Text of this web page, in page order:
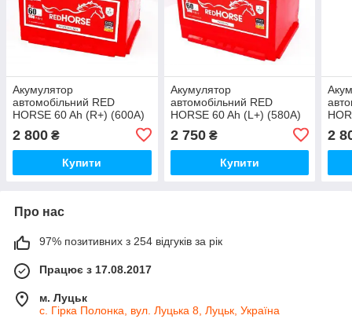
Акумулятор
автомобільний RED
HORSE 60 Ah (R+) (600А)
2 800 ₴
Купити
Акумулятор
автомобільний RED
HORSE 60 Ah (L+) (580А)
2 750₴
Купити
2
Про нас
97% позитивних з 254 відгуків за рік
Працює з 17.08.2017
м. Луцьк
с. Гірка Полонка, вул. Луцька 8, Луцьк, Україна